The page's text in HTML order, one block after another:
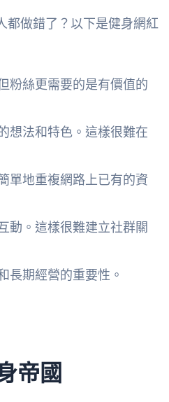
都做錯了？以下是健身網紅
粉絲更需要的是有價值的
想法和特色。這樣很難在
單地重複網路上已有的資
動。這樣很難建立社群關
長期經營的重要性。
帝國